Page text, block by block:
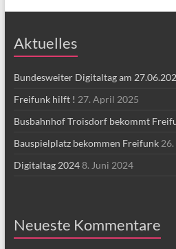
Aktuelles
Bundesweiter Digitaltag am
Freifunk hilft ! 27. April 2025
Busbahnhof Troisdorf bekommt
Bauspielplatz bekommen Freifunk
Digitaltag 20248. Juni 2024
Neueste Kommentare